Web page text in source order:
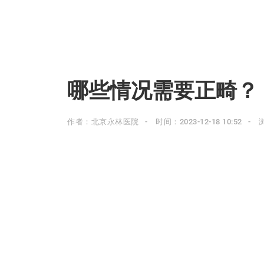
哪些情况需要正畸？
作者：北京永林医院 时间：2023-12-18 10:52